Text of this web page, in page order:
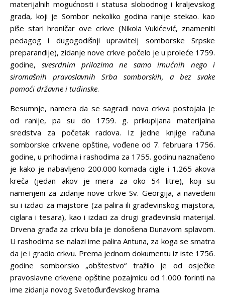
materijalnih mogućnosti i statusa slobodnog i kraljevskog
grada, koji je Sombor nekoliko godina ranije stekao. kao
piše stari hroničar ove crkve (Nikola Vukićević, znameniti
pedagog i dugogodišnji upravitelj somborske Srpske
preparandije), zidanje nove crkve počelo je u proleće 1759.
godine,svesrdnim prilozima ne samo imućnih nego i
siromašnih pravoslavnih Srba somborskih, a
bez svake
pomoći državne i tuđinske.
Besumnje, namera da se sagradi nova crkva postojala je
od ranije, pa su do 1759. g. prikupljana materijalna
sredstva za početak radova. Iz jedne knjige računa
somborske crkvene opštine, vođene od 7. februara 1756.
godine, u prihodima i rashodima za 1755. godinu naznačeno
je kako je nabavljeno 200.000 komada cigle i 1.265 akova
kreča (jedan akov je mera za oko 54 litre), koji su
namenjeni za zidanje nove crkve Sv. Georgija, a navedeni
su i izdaci za majstore (za palira ili građevinskog majstora,
ciglara i tesara), kao i izdaci za drugi građevinski materijal.
Drvena građa za crkvu bila je donošena Dunavom splavom.
U rashodima se nalazi ime palira Antuna, za koga se smatra
da je i gradio crkvu. Prema jednom dokumentu iz iste 1756.
godine somborsko „obštestvo“ tražilo je od osječke
pravoslavne crkvene opštine pozajmicu od 1.000 forinti na
ime zidanja novog Svetođurđevskog hrama.